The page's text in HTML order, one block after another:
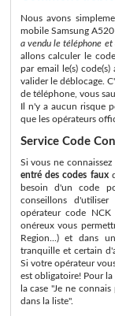
Nous avons
mobile Samsung
a vendu le téléphone
allons calculer le
par email le(s)
valider le déblocage.
de téléphone, vous
Il n'y a aucun risque
que les opérateurs
Service Code
Si vous ne
entré des codes faux
besoin d'un code
conseillons
opérateur code
onéreux vous
Region...) et dans
tranquille et certain
Si votre opérateur
est obligatoire! Pour
la case "Je ne
dans la liste".